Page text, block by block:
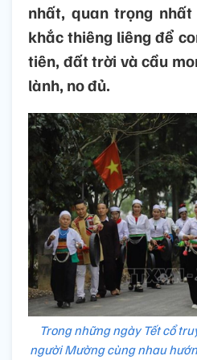
nhất, quan trọng
khắc thiêng liêng để
tiên, đất trời và cầu
lành, no đủ.
Trong những ngày Tết cổ
người Mường cùng nhau